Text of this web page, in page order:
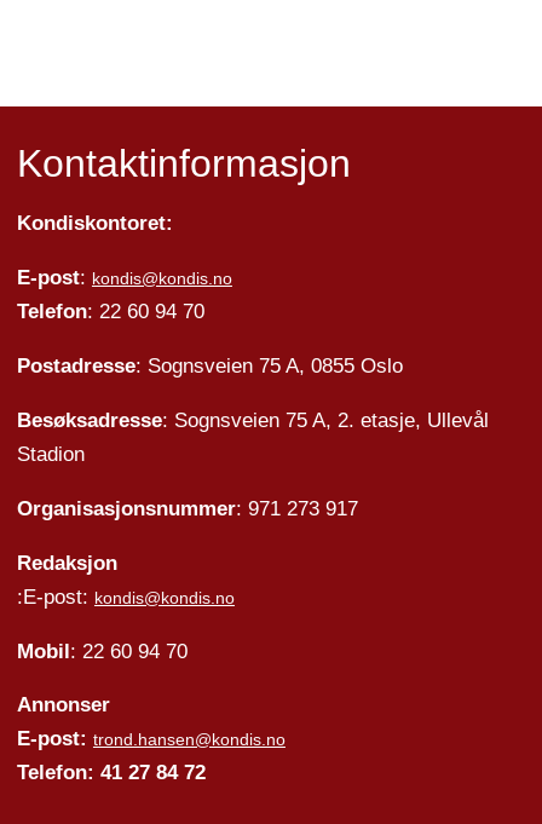
Kontaktinformasjon
Kondiskontoret:
E-post: kondis@kondis.no
Telefon: 22 60 94 70
Postadresse: Sognsveien 75 A, 0855 Oslo
Besøksadresse: Sognsveien 75 A, 2. etasje, Ullevål
Stadion
Organisasjonsnummer: 971 273 917
Redaksjon
:E-post: kondis@kondis.no
Mobil: 22 60 94 70
Annonser
E-post: trond.hansen@kondis.no
Telefon: 41 27 84 72